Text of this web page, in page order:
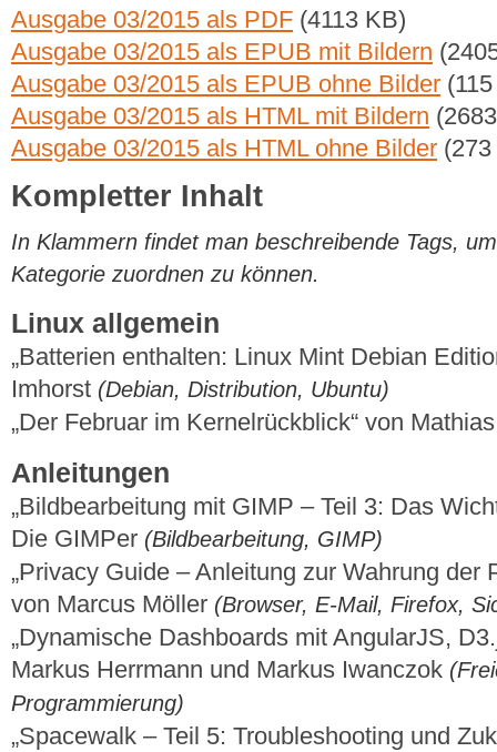
Ausgabe 03/2015 als PDF (4113 KB)
Ausgabe 03/2015 als EPUB mit Bildern
Ausgabe 03/2015 als EPUB ohne Bilder
Ausgabe 03/2015 als HTML mit Bildern
Ausgabe 03/2015 als HTML ohne Bilder
Kompletter Inhalt
In Klammern findet man beschreibende Tags,
Kategorie zuordnen zu können.
Linux allgemein
„Batterien enthalten: Linux Mint Debian
Imhorst (Debian, Distribution, Ubuntu)
„Der Februar im Kernelrückblick“ von
Anleitungen
„Bildbearbeitung mit GIMP – Teil 3: Das
Die GIMPer (Bildbearbeitung, GIMP)
„Privacy Guide – Anleitung zur Wahrung der
von Marcus Möller (Browser, E-Mail, Firefox,
„Dynamische Dashboards mit AngularJS,
Markus Herrmann und Markus Iwanczok
Programmierung)
„Spacewalk – Teil 5: Troubleshooting und